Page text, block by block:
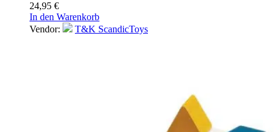
24,95 €
In den Warenkorb
Vendor:
T&K ScandicToys